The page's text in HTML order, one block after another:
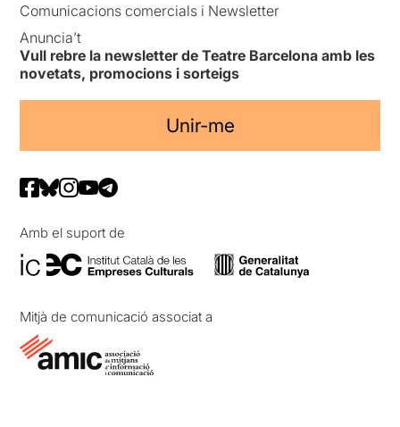
Comunicacions comercials i Newsletter
Anuncia’t
Vull rebre la newsletter de Teatre Barcelona amb les
novetats, promocions i sorteigs
Unir-me
Amb el suport de
Mitjà de comunicació associat a